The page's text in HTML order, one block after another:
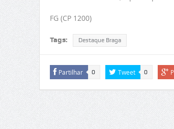
FG (CP 1200)
Tags: Destaque Braga
Partilhar 0 Tweet 0